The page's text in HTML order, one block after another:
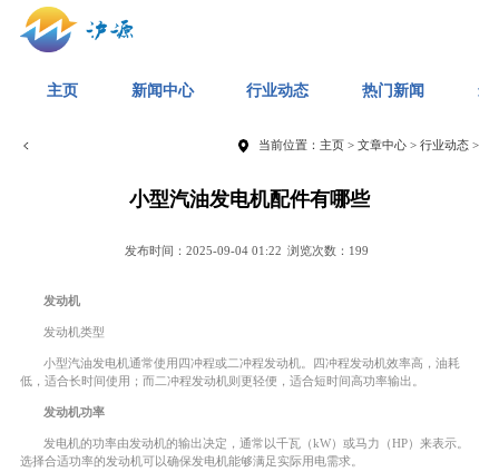
主页 新闻中心 行业动态 热门新闻 最
当前位置：主页 >文章中心 >行业动态 >
小型汽油发电机配件有哪些
发布时间：2025-09-04 01:22 浏览次数：199
发动机
发动机类型
小型汽油发电机通常使用四冲程或二冲程发动机。四冲程发动机效率高，油耗
低，适合长时间使用；而二冲程发动机则更轻便，适合短时间高功率输出。
发动机功率
发电机的功率由发动机的输出决定，通常以千瓦（kW）或马力（HP）来表示。
选择合适功率的发动机可以确保发电机能够满足实际用电需求。